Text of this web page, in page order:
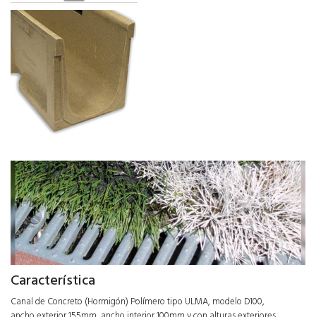
Característica
Canal de Concreto (Hormigón) Polímero tipo ULMA, modelo D100,